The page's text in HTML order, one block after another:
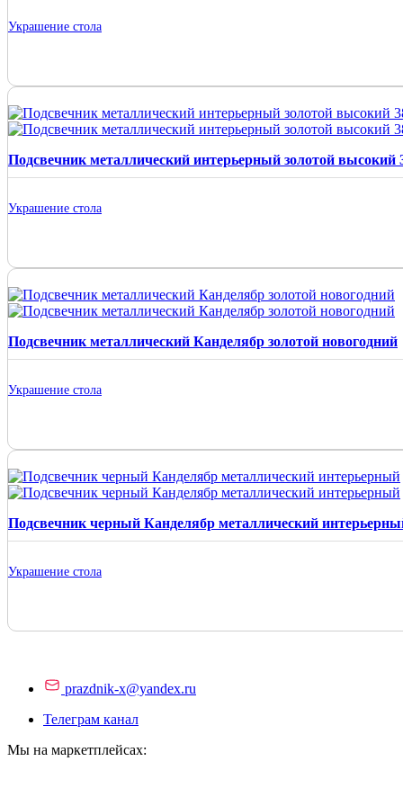
Украшение стола
Подсвечник металлический интерьерный золотой высокий
Украшение стола
Подсвечник металлический Канделябр золотой новогодний
Украшение стола
Подсвечник черный Канделябр металлический
Украшение стола
prazdnik-x@yandex.ru
Телеграм канал
Мы на маркетплейсах: